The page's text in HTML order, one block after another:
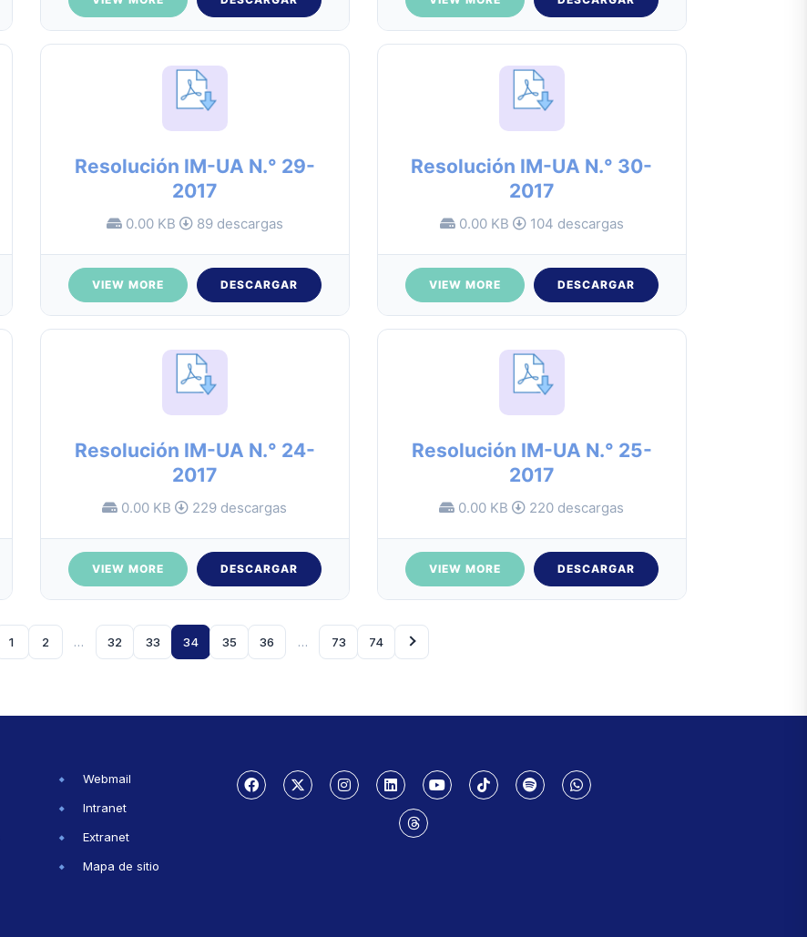
Resolución IM-UA N.° 29-
2017
0.00 KB 89 descargas
VIEW MORE DESCARGAR
Resolución IM-UA N.° 30-
2017
0.00 KB 104 descargas
VIEW MORE DESCARGAR
Resolución IM-UA N.° 24-
2017
0.00 KB 229 descargas
VIEW MORE DESCARGAR
Resolución IM-UA N.° 25-
2017
0.00 KB 220 descargas
VIEW MORE DESCARGAR
1 2 … 32 33 34 35 36 … 73 74
Webmail
Intranet
Extranet
Mapa de sitio